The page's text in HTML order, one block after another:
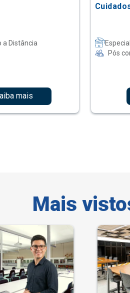
a Distância
mais
Pós
Mais